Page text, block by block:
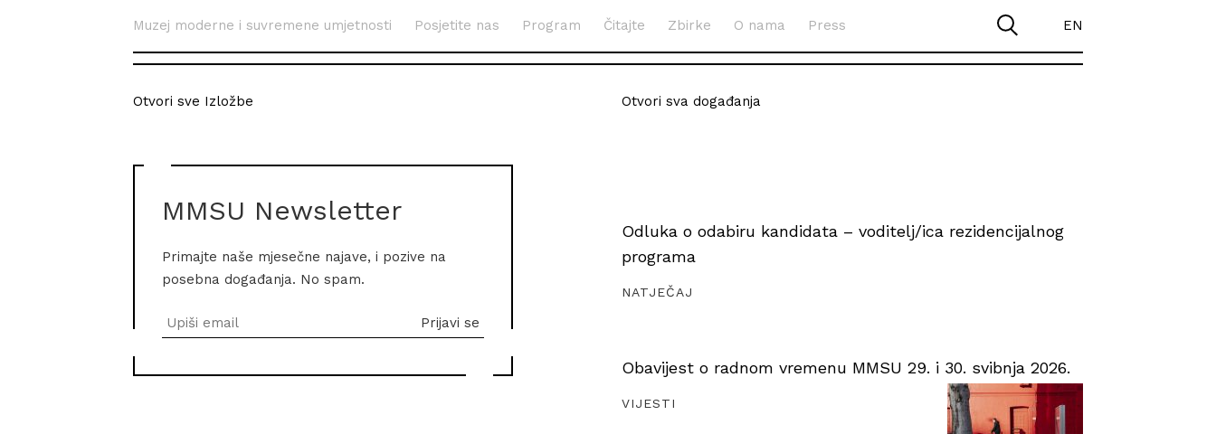
Muzej moderne i suvremene umjetnosti Posjetite nas Program Čitajte Zbirke O nama Press EN
Otvori sve Izložbe
MMSU Newsletter
Primajte naše mjesečne najave, i pozive na
posebna događanja. No spam.
Otvori sva događanja
Odluka o odabiru kandidata – voditelj/ica rezidencijalnog
programa
NATJEČAJ
Obavijest o radnom vremenu MMSU 29. i 30. svibnja 2026.
VIJESTI